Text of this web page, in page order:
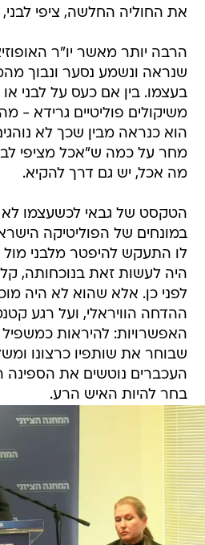
את החוליה החלשה, ציפי
הרבה יותר מאשר יו"ר
שנראה ונשמע נסער ונבוך
בעצמו. בין אם כעס על לבני
משיקולים פוליטיים גרידא -
הוא כנראה מבין שכך לא
מחר על כמה ש"אכל מציפי
מה אכל, יש גם דרך להקיא.
הטקסט של גבאי לכשעצמו לא
במונחים של הפוליטיקה
לו התעקש להיפטר מלבני
היה לעשות זאת בנוכחותה, קל
לפני כן. אלא שהוא לא היה
ההדחה הוויראלי, ועל רגע
האפשרויות: להיראות
שבוחר את שותפיו כרצונו
העכברים נוטשים את הספינה
בחר להיות האיש הרע.